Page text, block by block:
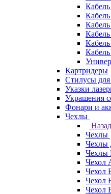
Картридеры
Стилусы
Указки
Украшения
Фонари и
Чехлы
Назад
Чехлы
Чехлы
Чехол
Чехол
Чехол
Чехол